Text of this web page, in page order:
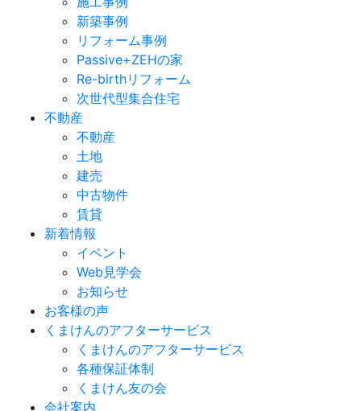
新築事例
リフォーム事例
Passive+ZEHの家
Re-birthリフォーム
次世代型集合住宅
不動産
不動産
土地
建売
中古物件
賃貸
新着情報
イベント
Web見学会
お知らせ
お客様の声
くまけんのアフターサービス
くまけんのアフターサービス
各種保証体制
くまけん友の会
会社案内